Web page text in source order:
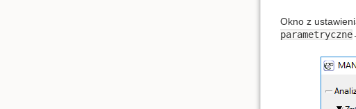
Okno z
parametryczne